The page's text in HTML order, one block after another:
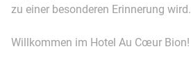
zu einer besonderen Erinnerung wird.
Willkommen im Hotel Au Cœur Bion!